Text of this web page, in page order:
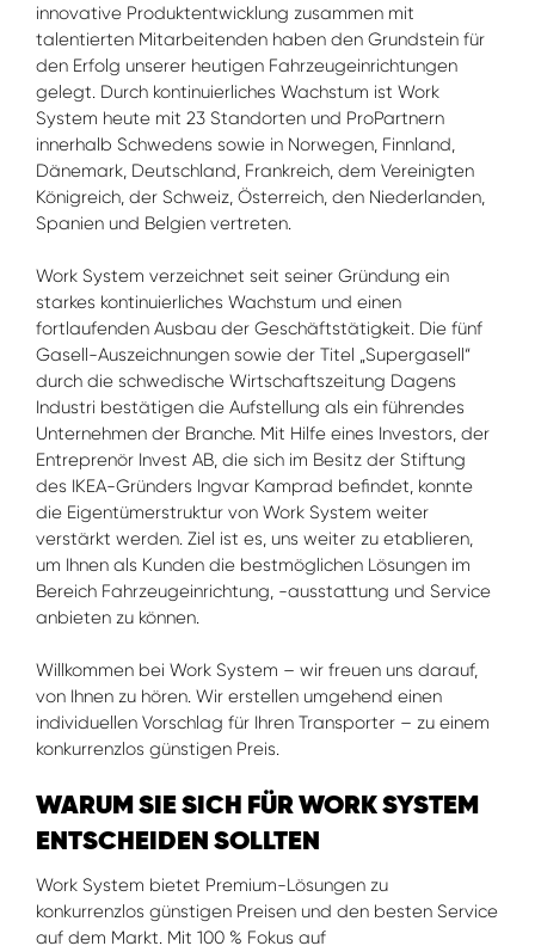
innovative Produktentwicklung zusammen mit
talentierten Mitarbeitenden haben den Grundstein für
den Erfolg unserer heutigen Fahrzeugeinrichtungen
gelegt. Durch kontinuierliches Wachstum ist Work
System heute mit 23 Standorten und ProPartnern
innerhalb Schwedens sowie in Norwegen, Finnland,
Dänemark, Deutschland, Frankreich, dem Vereinigten
Königreich, der Schweiz, Österreich, den Niederlanden,
Spanien und Belgien vertreten.
Work System verzeichnet seit seiner Gründung ein
starkes kontinuierliches Wachstum und einen
fortlaufenden Ausbau der Geschäftstätigkeit. Die fünf
Gasell-Auszeichnungen sowie der Titel „Supergasell“
durch die schwedische Wirtschaftszeitung Dagens
Industri bestätigen die Aufstellung als ein führendes
Unternehmen der Branche. Mit Hilfe eines Investors, der
Entreprenör Invest AB, die sich im Besitz der Stiftung
des IKEA-Gründers Ingvar Kamprad befindet, konnte
die Eigentümerstruktur von Work System weiter
verstärkt werden. Ziel ist es, uns weiter zu etablieren,
um Ihnen als Kunden die bestmöglichen Lösungen im
Bereich Fahrzeugeinrichtung, -ausstattung und Service
anbieten zu können.
Willkommen bei Work System – wir freuen uns darauf,
von Ihnen zu hören. Wir erstellen umgehend einen
individuellen Vorschlag für Ihren Transporter – zu einem
konkurrenzlos günstigen Preis.
WARUM SIE SICH FÜR WORK SYSTEM
ENTSCHEIDEN SOLLTEN
Work System bietet Premium-Lösungen zu
konkurrenzlos günstigen Preisen und den besten Service
auf dem Markt. Mit 100 % Fokus auf